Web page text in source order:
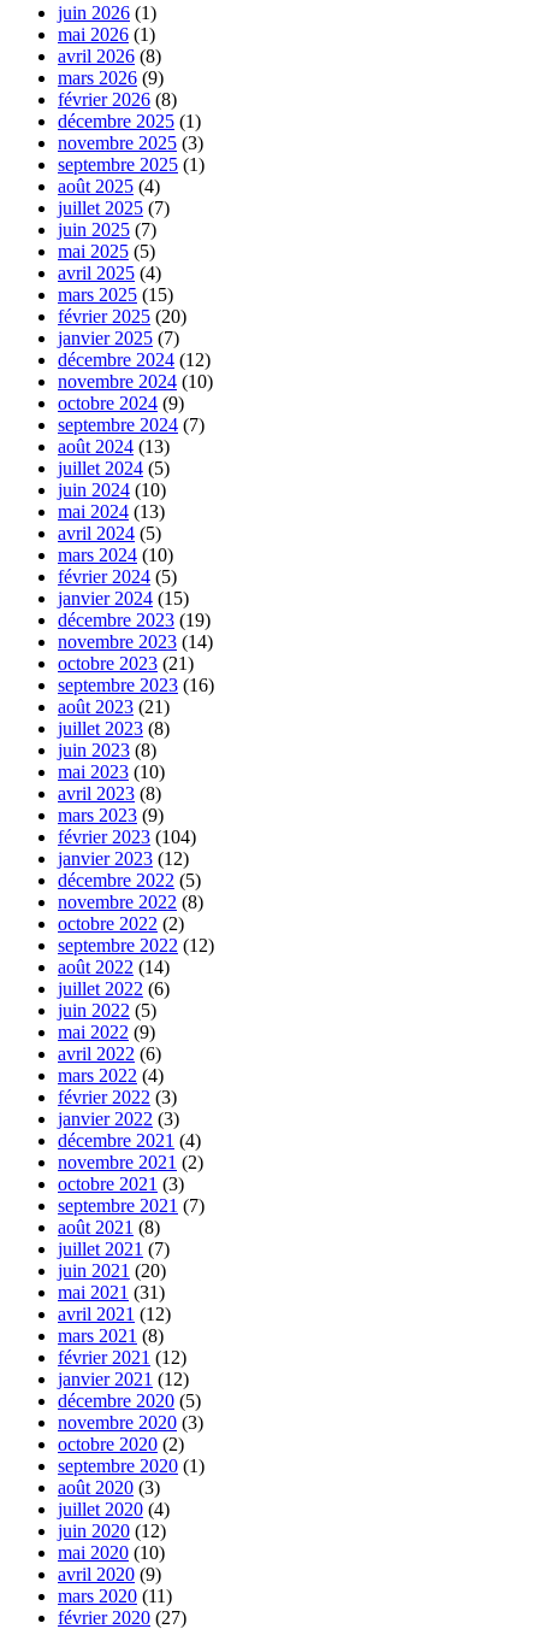
juin 2026 (1)
mai 2026 (1)
avril 2026 (8)
mars 2026 (9)
février 2026 (8)
décembre 2025 (1)
novembre 2025 (3)
septembre 2025 (1)
août 2025 (4)
juillet 2025 (7)
juin 2025 (7)
mai 2025 (5)
avril 2025 (4)
mars 2025 (15)
février 2025 (20)
janvier 2025 (7)
décembre 2024 (12)
novembre 2024 (10)
octobre 2024 (9)
septembre 2024 (7)
août 2024 (13)
juillet 2024 (5)
juin 2024 (10)
mai 2024 (13)
avril 2024 (5)
mars 2024 (10)
février 2024 (5)
janvier 2024 (15)
décembre 2023 (19)
novembre 2023 (14)
octobre 2023 (21)
septembre 2023 (16)
août 2023 (21)
juillet 2023 (8)
juin 2023 (8)
mai 2023 (10)
avril 2023 (8)
mars 2023 (9)
février 2023 (104)
janvier 2023 (12)
décembre 2022 (5)
novembre 2022 (8)
octobre 2022 (2)
septembre 2022 (12)
août 2022 (14)
juillet 2022 (6)
juin 2022 (5)
mai 2022 (9)
avril 2022 (6)
mars 2022 (4)
février 2022 (3)
janvier 2022 (3)
décembre 2021 (4)
novembre 2021 (2)
octobre 2021 (3)
septembre 2021 (7)
août 2021 (8)
juillet 2021 (7)
juin 2021 (20)
mai 2021 (31)
avril 2021 (12)
mars 2021 (8)
février 2021 (12)
janvier 2021 (12)
décembre 2020 (5)
novembre 2020 (3)
octobre 2020 (2)
septembre 2020 (1)
août 2020 (3)
juillet 2020 (4)
juin 2020 (12)
mai 2020 (10)
avril 2020 (9)
mars 2020 (11)
février 2020 (27)